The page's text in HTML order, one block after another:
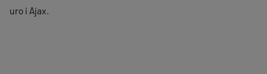
uro i Ajax.